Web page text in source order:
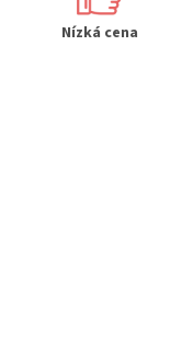
Nízká cena